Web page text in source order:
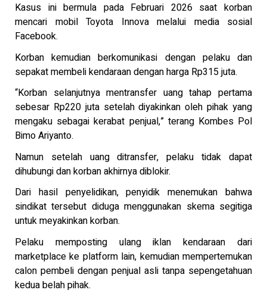
Kasus ini bermula pada Februari 2026 saat korban
mencari mobil Toyota Innova melalui media sosial
Facebook.
Korban kemudian berkomunikasi dengan pelaku dan
sepakat membeli kendaraan dengan harga Rp315 juta.
“Korban selanjutnya mentransfer uang tahap pertama
sebesar Rp220 juta setelah diyakinkan oleh pihak yang
mengaku sebagai kerabat penjual,” terang Kombes Pol
Bimo Ariyanto.
Namun setelah uang ditransfer, pelaku tidak dapat
dihubungi dan korban akhirnya diblokir.
Dari hasil penyelidikan, penyidik menemukan bahwa
sindikat tersebut diduga menggunakan skema segitiga
untuk meyakinkan korban.
Pelaku memposting ulang iklan kendaraan dari
marketplace ke platform lain, kemudian mempertemukan
calon pembeli dengan penjual asli tanpa sepengetahuan
kedua belah pihak.